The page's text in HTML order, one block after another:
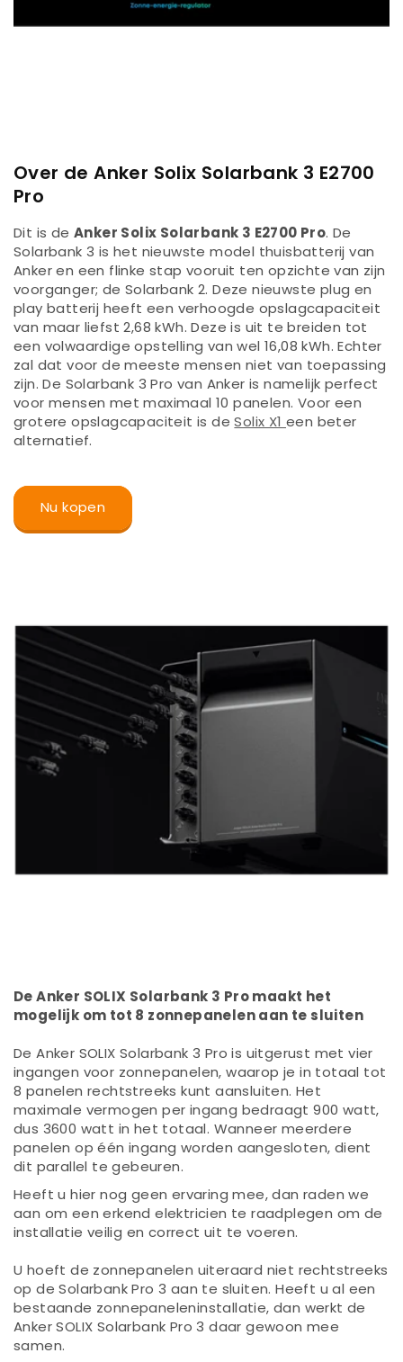
Over de Anker Solix Solarbank 3 E2700
Pro
Dit is de Anker Solix Solarbank 3 E2700 Pro. De
Solarbank 3 is het nieuwste model thuisbatterij van
Anker en een flinke stap vooruit ten opzichte van zijn
voorganger; de Solarbank 2. Deze nieuwste plug en
play batterij heeft een verhoogde opslagcapaciteit
van maar liefst 2,68 kWh. Deze is uit te breiden tot
een volwaardige opstelling van wel 16,08 kWh. Echter
zal dat voor de meeste mensen niet van toepassing
zijn. De Solarbank 3 Pro van Anker is namelijk perfect
voor mensen met maximaal 10 panelen. Voor een
grotere opslagcapaciteit is deSolix X1een beter
alternatief.
Nu kopen
De Anker SOLIX Solarbank 3 Pro maakt het
mogelijk om tot 8 zonnepanelen aan te sluiten
De Anker SOLIX Solarbank 3 Pro is uitgerust met vier
ingangen voor zonnepanelen, waarop je in totaal tot
8 panelen rechtstreeks kunt aansluiten. Het
maximale vermogen per ingang bedraagt 900 watt,
dus 3600 watt in het totaal. Wanneer meerdere
panelen op één ingang worden aangesloten, dient
dit parallel te gebeuren.
Heeft u hier nog geen ervaring mee, dan raden we
aan om een erkend elektricien te raadplegen om de
installatie veilig en correct uit te voeren.
U hoeft de zonnepanelen uiteraard niet rechtstreeks
op de Solarbank Pro 3 aan te sluiten. Heeft u al een
bestaande zonnepaneleninstallatie, dan werkt de
Anker SOLIX Solarbank Pro 3 daar gewoon mee
samen.